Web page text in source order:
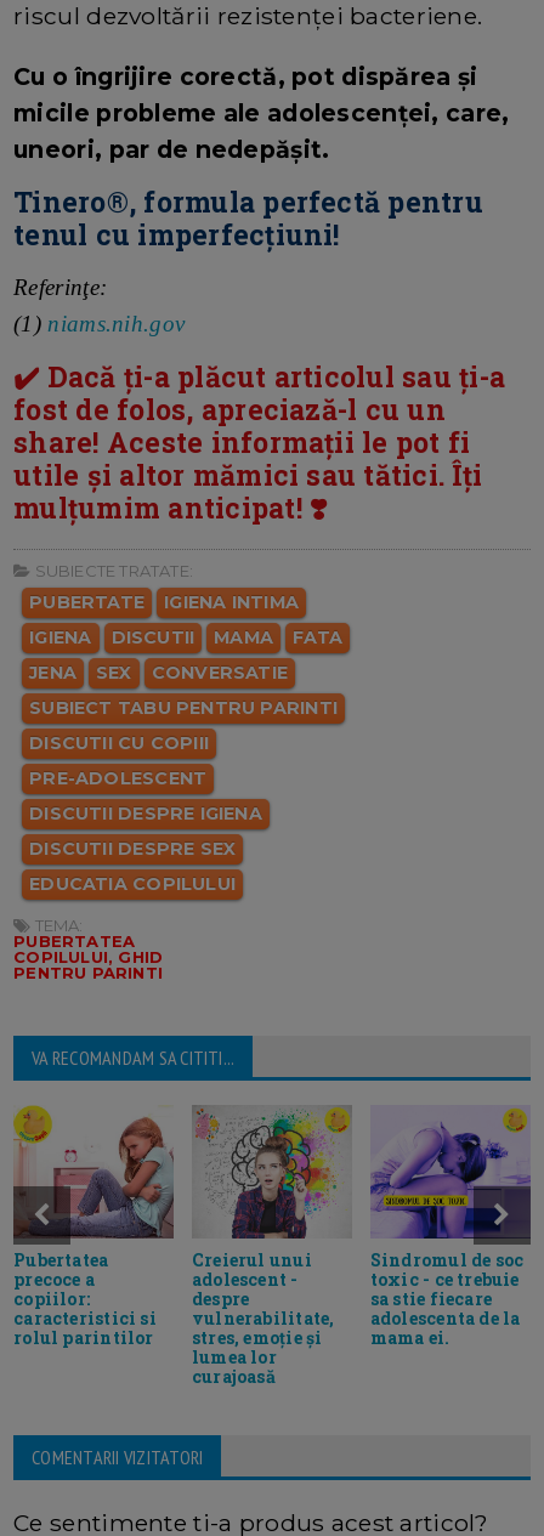
riscul dezvoltării rezistenţei bacteriene.
Cu o îngrijire corectă, pot dispărea şi
micile probleme ale adolescenţei, care,
uneori, par de nedepăşit.
Tinero®, formula perfectă pentru
tenul cu imperfecţiuni!
Referinţe:
(1) niams.nih.gov
✔️ Dacă ți-a plăcut articolul sau ți-a
fost de folos, apreciază-l cu un
share! Aceste informații le pot fi
utile și altor mămici sau tătici. Îți
mulțumim anticipat! ❣️
SUBIECTE TRATATE:
PUBERTATE
IGIENA INTIMA
IGIENA
DISCUTII MAMA
FATA
JENA
SEX
CONVERSATIE
SUBIECT TABU PENTRU PARINTI
DISCUTII CU COPIII
PRE-ADOLESCENT
DISCUTII DESPRE IGIENA
DISCUTII DESPRE SEX
EDUCATIA COPILULUI
TEMA:
PUBERTATEA
COPILULUI, GHID
PENTRU PARINTI
VA RECOMANDAM SA CITITI...
Pubertatea
precoce a
copiilor:
caracteristici si
rolul parintilor
Creierul unui
adolescent -
despre
vulnerabilitate,
stres, emoție și
lumea lor
curajoasă
Sindromul de soc
toxic - ce trebuie
sa stie fiecare
adolescenta de la
mama ei.
COMENTARII VIZITATORI
Ce sentimente ti-a produs acest articol?